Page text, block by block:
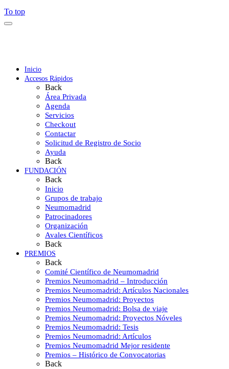
To top
Inicio
Accesos Rápidos
Back
Área Privada
Agenda
Servicios
Checkout
Contactar
Solicitud de Registro de Socio
Ayuda
Back
FUNDACIÓN
Back
Inicio
Grupos de trabajo
Neumomadrid
Patrocinadores
Organización
Avales Científicos
Back
PREMIOS
Back
Comité Científico de Neumomadrid
Premios Neumomadrid – Introducción
Premios Neumomadrid: Artículos Nacionales
Premios Neumomadrid: Proyectos
Premios Neumomadrid: Bolsa de viaje
Premios Neumomadrid: Proyectos Nóveles
Premios Neumomadrid: Tesis
Premios Neumomadrid: Artículos
Premios Neumomadrid Mejor residente
Premios – Histórico de Convocatorias
Back